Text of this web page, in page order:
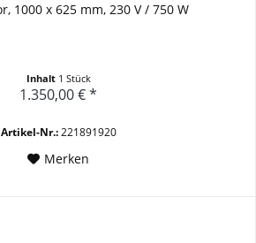
1000 x 625 mm, 230 V / 750 W
Inhalt 1 Stück
1.350,00 € *
Artikel-Nr.:221891920
Merken